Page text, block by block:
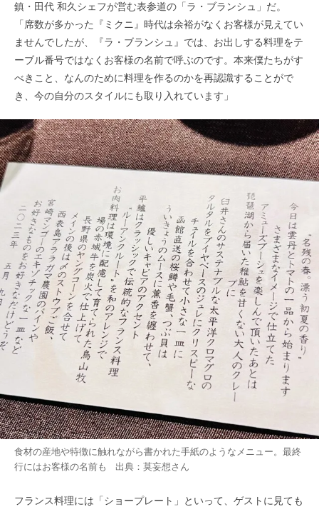
鎮・田代 和久シェフが営む表参道の「ラ・ブランシュ」だ。
「席数が多かった『ミクニ』時代は余裕がなくお客様が見えてい
ませんでしたが、『ラ・ブランシュ』では、お出しする料理をテ
ーブル番号ではなくお客様の名前で呼ぶのです。本来僕たちがす
べきこと、なんのために料理を作るのかを再認識することがで
き、今の自分のスタイルにも取り入れています」
食材の産地や特徴に触れながら書かれた手紙のようなメニュー。最終
行にはお客様の名前も 出典： 莫妄想さん
フランス料理には「ショープレート」といって、ゲストに見ても